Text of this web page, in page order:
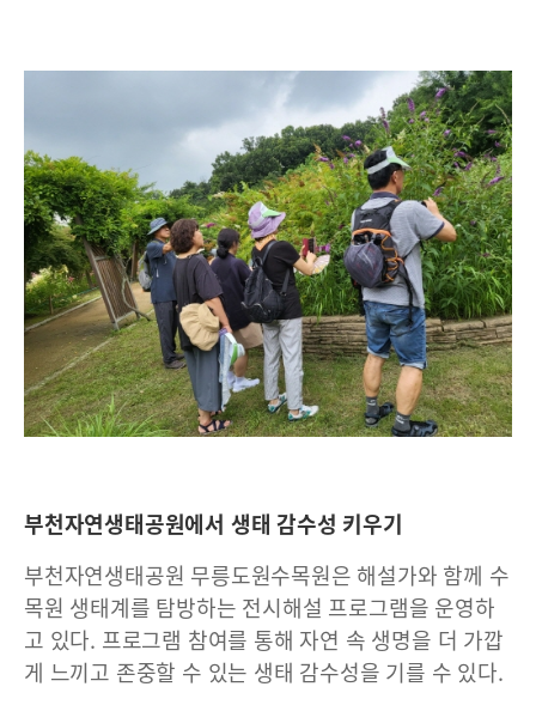
부천자연생태공원에서 생태 감수성 키우기
부천자연생태공원 무릉도원수목원은 해설가와 함께 수
목원 생태계를 탐방하는 전시해설 프로그램을 운영하
고 있다. 프로그램 참여를 통해 자연 속 생명을 더 가깝
게 느끼고 존중할 수 있는 생태 감수성을 기를 수 있다.